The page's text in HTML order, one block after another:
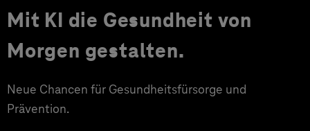
Mit KI die Gesundheit von
Morgen gestalten.
Neue Chancen für Gesundheitsfürsorge und
Prävention.